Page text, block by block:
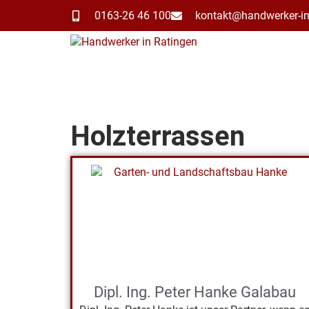
0163-26 46 100 kontakt@handwerker-
Holzterrassen
Dipl. Ing. Peter Hanke Galabau